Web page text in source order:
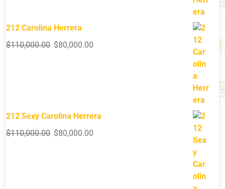
212 Carolina Herrera
$110,000.00 $80,000.00
212 Sexy Carolina Herrera
$110,000.00 $80,000.00